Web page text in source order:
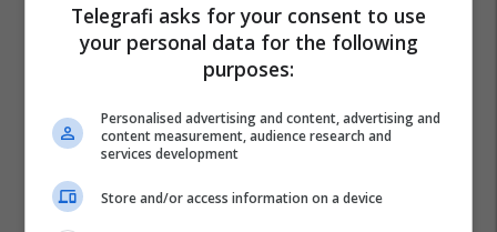
Telegrafi asks for your consent to use
your personal data for the following
purposes:
Personalised advertising and content, advertising and
content measurement, audience research and
services development
Store and/or access information on a device